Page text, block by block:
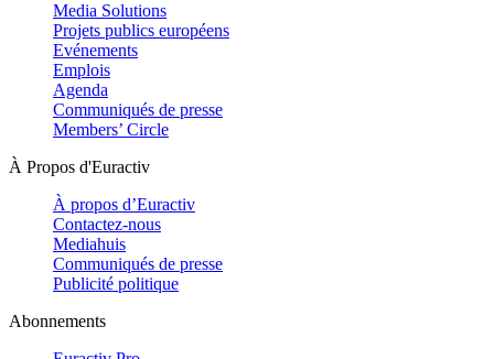
Media Solutions
Projets publics européens
Evénements
Emplois
Agenda
Communiqués de presse
Members’ Circle
À Propos d'Euractiv
À propos d’Euractiv
Contactez-nous
Mediahuis
Communiqués de presse
Publicité politique
Abonnements